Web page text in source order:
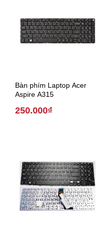
Bàn phím Laptop Acer
Aspire A315
250.000₫